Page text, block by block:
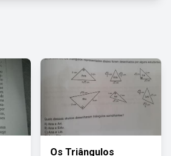
Os Triângulos